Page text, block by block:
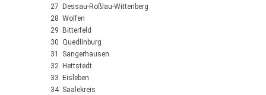
27 Dessau-Roßlau-Wittenberg
28 Wolfen
29 Bitterfeld
30 Quedlinburg
31 Sangerhausen
32 Hettstedt
33 Eisleben
34 Saalekreis